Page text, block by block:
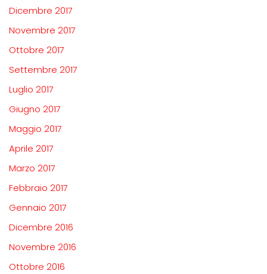
Dicembre 2017
Novembre 2017
Ottobre 2017
Settembre 2017
Luglio 2017
Giugno 2017
Maggio 2017
Aprile 2017
Marzo 2017
Febbraio 2017
Gennaio 2017
Dicembre 2016
Novembre 2016
Ottobre 2016